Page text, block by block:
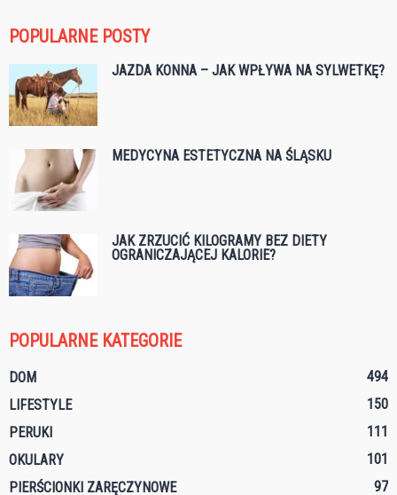
POPULARNE POSTY
JAZDA KONNA – JAK WPŁYWA NA SYLWETKĘ?
MEDYCYNA ESTETYCZNA NA ŚLĄSKU
JAK ZRZUCIĆ KILOGRAMY BEZ DIETY
OGRANICZAJĄCEJ KALORIE?
POPULARNE KATEGORIE
DOM
494
LIFESTYLE
150
PERUKI
111
OKULARY
101
PIERŚCIONKI ZARĘCZYNOWE
97